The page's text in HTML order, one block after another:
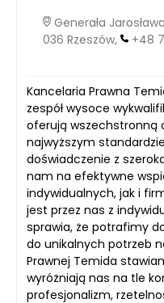
Generała
036 Rzeszów,
+48
Kancelaria Prawna
zespół wysoce
oferują wszechstronną
najwyższym
doświadczenie z
nam na efektywne
indywidualnych, jak i
jest przez nas z
sprawia, że potrafimy
do unikalnych potrzeb
Prawnej Temida
wyróżniają nas na tle
profesjonalizm,